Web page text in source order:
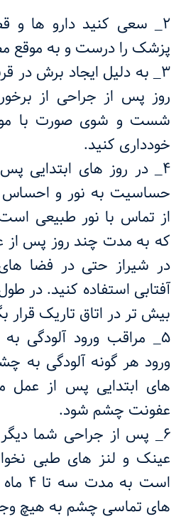
۲_ سعی کنید دارو ها و
پزشک را درست و به موقع
۳_ به دلیل ایجاد برش در
روز پس از جراحی از
شست و شوی صورت با
خودداری کنید.
۴_ در روز های ابتدایی
حساسیت به نور و
از تماس با نور طبیعی
که به مدت چند روز پس از
در شیراز حتی در فضا
آفتابی استفاده کنید. در
بیش تر در اتاق تاریک قرار
۵_ مراقب ورود آلودگی
ورود هر گونه آلودگی به
های ابتدایی پس از عمل
عفونت چشم شود.
۶_ پس از جراحی شما دیگر
عینک و لنز های طبی
است
های تماسی چشم به هیچ